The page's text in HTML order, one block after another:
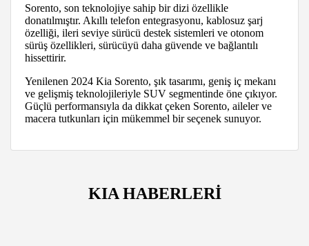
Sorento, son teknolojiye sahip bir dizi özellikle
donatılmıştır. Akıllı telefon entegrasyonu, kablosuz şarj
özelliği, ileri seviye sürücü destek sistemleri ve otonom
sürüş özellikleri, sürücüyü daha güvende ve bağlantılı
hissettirir.
Yenilenen 2024 Kia Sorento, şık tasarımı, geniş iç mekanı
ve gelişmiş teknolojileriyle SUV segmentinde öne çıkıyor.
Güçlü performansıyla da dikkat çeken Sorento, aileler ve
macera tutkunları için mükemmel bir seçenek sunuyor.
KIA HABERLERİ